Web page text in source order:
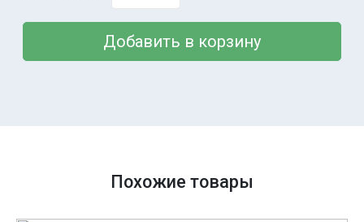
Добавить в корзину
Похожие товары